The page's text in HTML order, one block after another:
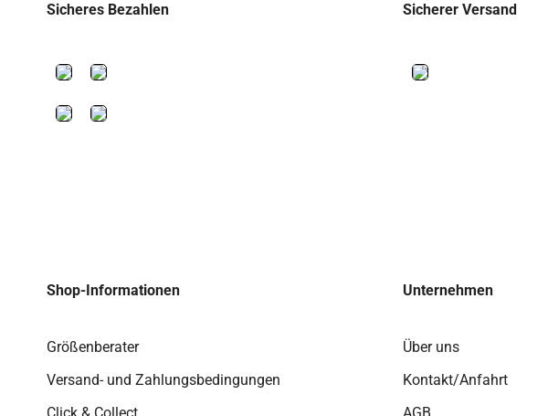
Sicheres Bezahlen
Shop-Informationen
Größenberater
Versand- und Zahlungsbedingungen
Sicherer Versand
Unternehmen
Über uns
Kontakt/Anfahrt